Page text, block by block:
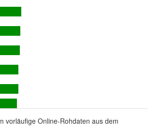
vorläufige Online-Rohdaten aus dem